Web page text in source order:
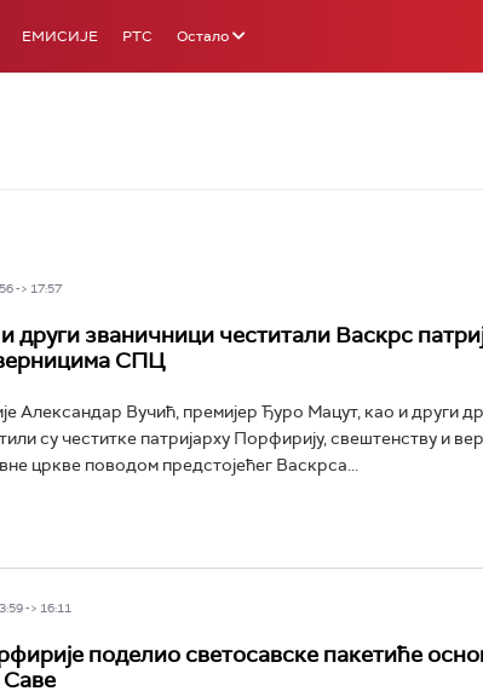
ЕМИСИЈЕ РТС Остало
-> 17:57
други званичници честитали Васкрс
СПЦ
Александар Вучић, премијер Ђуро Мацут, као и други
су честитке патријарху Порфирију, свештенству и
цркве поводом предстојећег Васкрса...
-> 16:11
поделио светосавске пакетиће